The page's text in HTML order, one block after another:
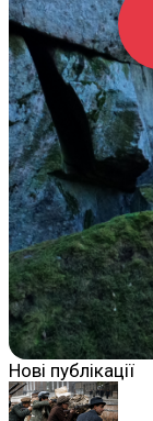
Нові публікації